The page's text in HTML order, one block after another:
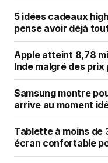
5 idées cadeaux
pense avoir déjà
Apple atteint 8,78
Inde malgré des prix
Samsung montre
arrive au moment
Tablette à moins de
écran confortable